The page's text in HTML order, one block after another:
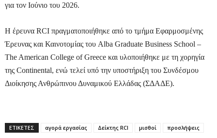
για τον Ιούνιο του 2026.
Η έρευνα RCI πραγματοποιήθηκε από το τμήμα Εφαρμοσμένης
Έρευνας και Καινοτομίας του Alba Graduate Business School –
The American College of Greece και υλοποιήθηκε με τη χορηγία
της Continental, ενώ τελεί υπό την υποστήριξη του Συνδέσμου
Διοίκησης Ανθρώπινου Δυναμικού Ελλάδας (ΣΔΑΔΕ).
ΕΤΙΚΕΤΕΣ αγορά εργασίας Δείκτης RCI μισθοί προσλήψεις